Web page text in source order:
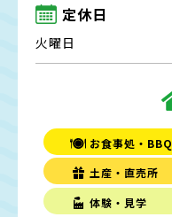
定休日
火曜日
お食事処・BBQ
土産・直売所
体験・見学